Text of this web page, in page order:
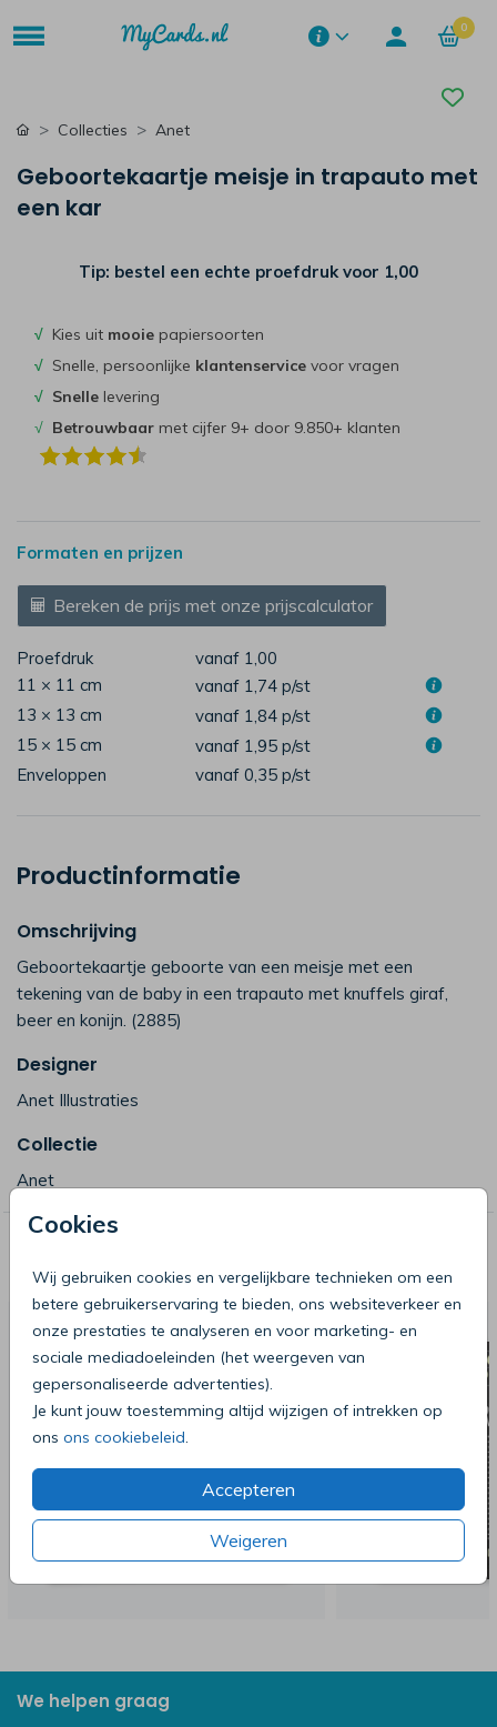
0
Cookies
Wij gebruiken cookies en vergelijkbare technieken om een
betere gebruikerservaring te bieden, ons websiteverkeer en
onze prestaties te analyseren en voor marketing- en
sociale mediadoeleinden (het weergeven van
gepersonaliseerde advertenties).
Je kunt jouw toestemming altijd wijzigen of intrekken op
ons ons cookiebeleid
Accepteren
Weigeren
Collecties Anet
Geboortekaartje meisje in trapauto met
een kar
Tip: bestel een echte proefdruk voor 1,00
√ Kies uit mooie papiersoorten
√ Snelle, persoonlijke klantenservice voor vragen
√ Snelle levering
√ Betrouwbaar met cijfer 9+ door 9.850+ klanten
Formaten en prijzen
Bereken de prijs met onze prijscalculator
Proefdruk
vanaf 1,00
11 × 11 cm
vanaf 1,74 p/st
13 × 13 cm
vanaf 1,84 p/st
15 × 15 cm
vanaf 1,95 p/st
Enveloppen
vanaf 0,35 p/st
Productinformatie
Omschrijving
Geboortekaartje geboorte van een meisje met een
tekening van de baby in een trapauto met knuffels giraf,
beer en konijn. (2885)
Designer
Anet Illustraties
Collectie
Anet
voor je
We helpen graag